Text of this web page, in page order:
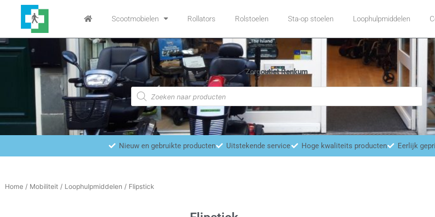
inhoud
Scootmobielen Rollators Rolstoelen Sta-op stoelen Loophulpmiddelen
Zorgoutlet Renkum
Producten
zoeken
Nieuw en gebruikte producten Uitstekende service Hoge kwaliteits producten Eerlijk
Home / Mobiliteit / Loophulpmiddelen / Flipstick